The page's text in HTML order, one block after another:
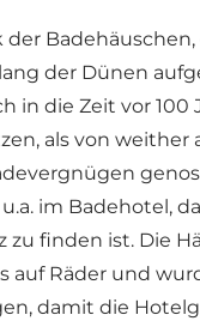
der
der Dünen
in die Zeit vor 100
als von weither
im Badehotel,
zu finden ist. Die
auf Räder und
damit die